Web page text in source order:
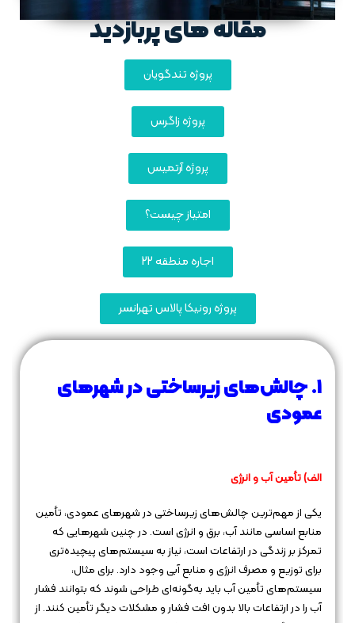
مقاله های پربازدید
پروژه تندگویان
پروژه زاگرس
پروژه آرتمیس
امتیاز چیست؟
اجاره منطقه 22
پروژه رونیکا پالاس تهرانسر
1. چالش‌های زیرساختی در شهرهای
عمودی
الف) تأمین آب و انرژی
یکی از مهم‌ترین چالش‌های زیرساختی در شهرهای عمودی، تأمین
منابع اساسی مانند آب، برق و انرژی است. در چنین شهرهایی که
تمرکز بر زندگی در ارتفاعات است، نیاز به سیستم‌های پیچیده‌تری
برای توزیع و مصرف انرژی و منابع آبی وجود دارد. برای مثال،
سیستم‌های تأمین آب باید به‌گونه‌ای طراحی شوند که بتوانند فشار
آب را در ارتفاعات بالا بدون افت فشار و مشکلات دیگر تأمین کنند. از